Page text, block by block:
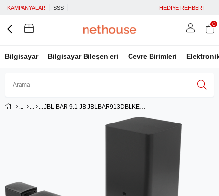
KAMPANYALAR SSS HEDİYE REHBERİ
Bilgisayar Bilgisayar Bileşenleri Çevre Birimleri
0
JBL BAR 9.1 JB.JBLBAR913DBLKEP Dolby Atmos Soundbar Wireless Subwoofer